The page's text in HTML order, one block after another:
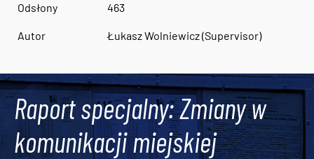
Odsłony 463
Autor Łukasz Wolniewicz (Supervisor)
Raport specjalny: Zmiany w
komunikacji miejskiej